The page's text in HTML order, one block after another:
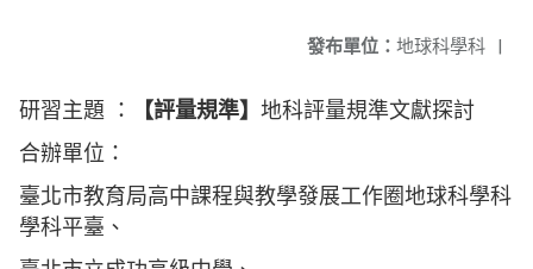
發布單位： 地球科學科 |
研習主題 ： 【評量規準】 地科評量規準文獻探討
合辦單位：
臺北市教育局高中課程與教學發展工作圈地球科學科
學科平臺、